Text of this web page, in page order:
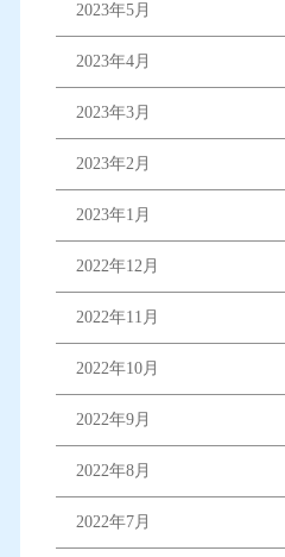
2023年5月
2023年4月
2023年3月
2023年2月
2023年1月
2022年12月
2022年11月
2022年10月
2022年9月
2022年8月
2022年7月